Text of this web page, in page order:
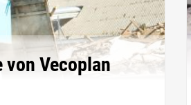
Vecoplan